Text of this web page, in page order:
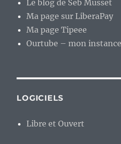
Le blog de Seb Musset
Ma page sur LiberaPay
Ma page Tipeee
Ourtube – mon
LOGICIELS
Libre et Ouvert